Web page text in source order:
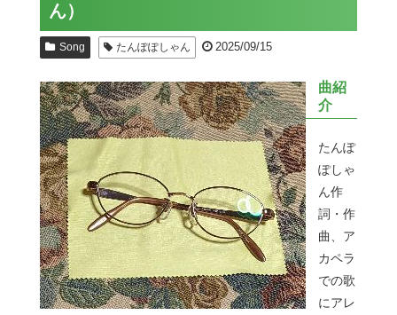
ん）
Song たんぽぽしゃん 2025/09/15
曲紹
介
たんぽ
ぽしゃ
ん作
詞・作
曲、ア
カペラ
での歌
にアレ